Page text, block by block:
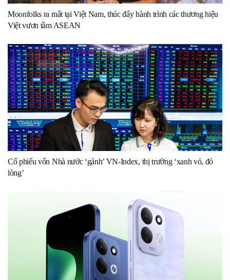
Moonfolks ra mắt tại Việt Nam, thúc đẩy hành trình các thương hiệu
Việt vươn tầm ASEAN
Cổ phiếu vốn Nhà nước ‘gánh’ VN-Index, thị trường ‘xanh vỏ, đỏ
lòng’